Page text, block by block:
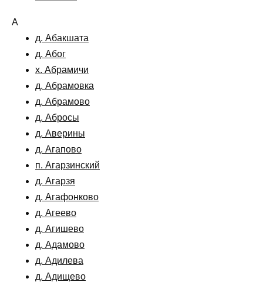
А
д. Абакшата
д. Абог
х. Абрамичи
д. Абрамовка
д. Абрамово
д. Абросы
д. Аверины
д. Агапово
п. Агарзинский
д. Агарзя
д. Агафонково
д. Агеево
д. Агишево
д. Адамово
д. Адилева
д. Адищево